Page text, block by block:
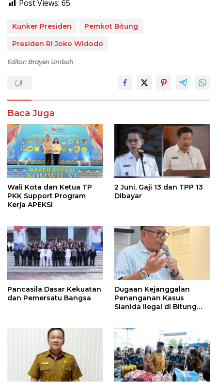
Post Views: 65
Kunker Presiden
Pemkot Bitung
Presiden RI Joko Widodo
Editor: Brayen Umboh
Baca Juga
Wali Kota dan Ketua TP
PKK Support Program
Kerja APEKSI
2 Juni, Gaji 13 dan TPP 13
Dibayar
Pancasila Dasar Kekuatan
dan Pemersatu Bangsa
Dugaan Kejanggalan
Penanganan Kasus
Sianida Ilegal di Bitung